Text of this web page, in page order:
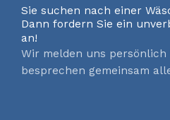
Sie suchen nach einer
Dann fordern Sie ein
an!
Wir melden uns persönlich
besprechen gemeinsam